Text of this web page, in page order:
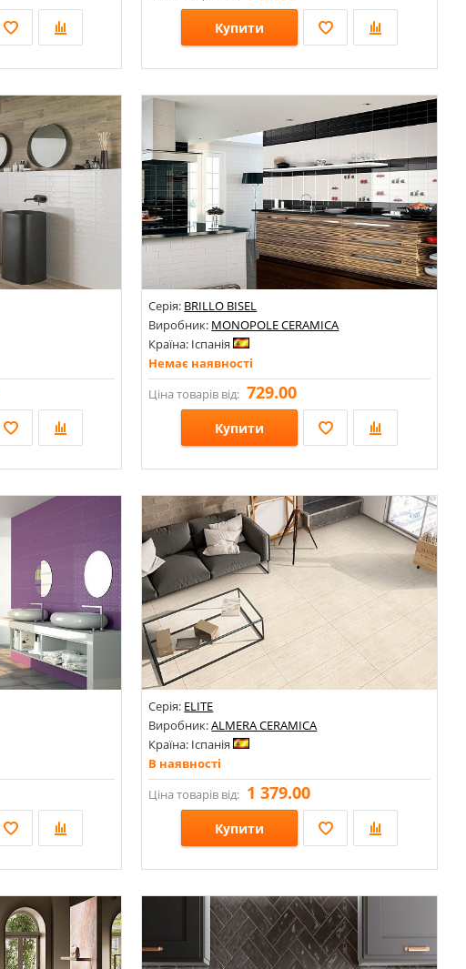
Купити
Розміри: 1200х600х10; 1200х600х9; 1500х750х10; 1200х600х8;
Стилі: Під камінь; Онікс; Амазонія; Під мармур;
Серія: BRILLO BISEL
Виробник: MONOPOLE CERAMICA
Країна: Іспанія
Немає наявності
Ціна товарів від: 729.00
Купити
Розміри: 100х300;
Стилі: Кабанчик; Під цеглу;
Кольори:
Серія: ELITE
Виробник:ALMERA CERAMICA
Країна: Іспанія
В наявності
Ціна товарів від: 1 379.00
Купити
Розміри: 600х1200; 1200х600х5;
Стилі: Під камінь; Під травертин; Під бетон; Моноколор;